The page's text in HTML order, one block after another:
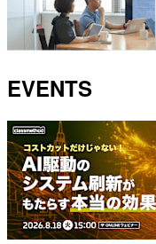
EVENTS